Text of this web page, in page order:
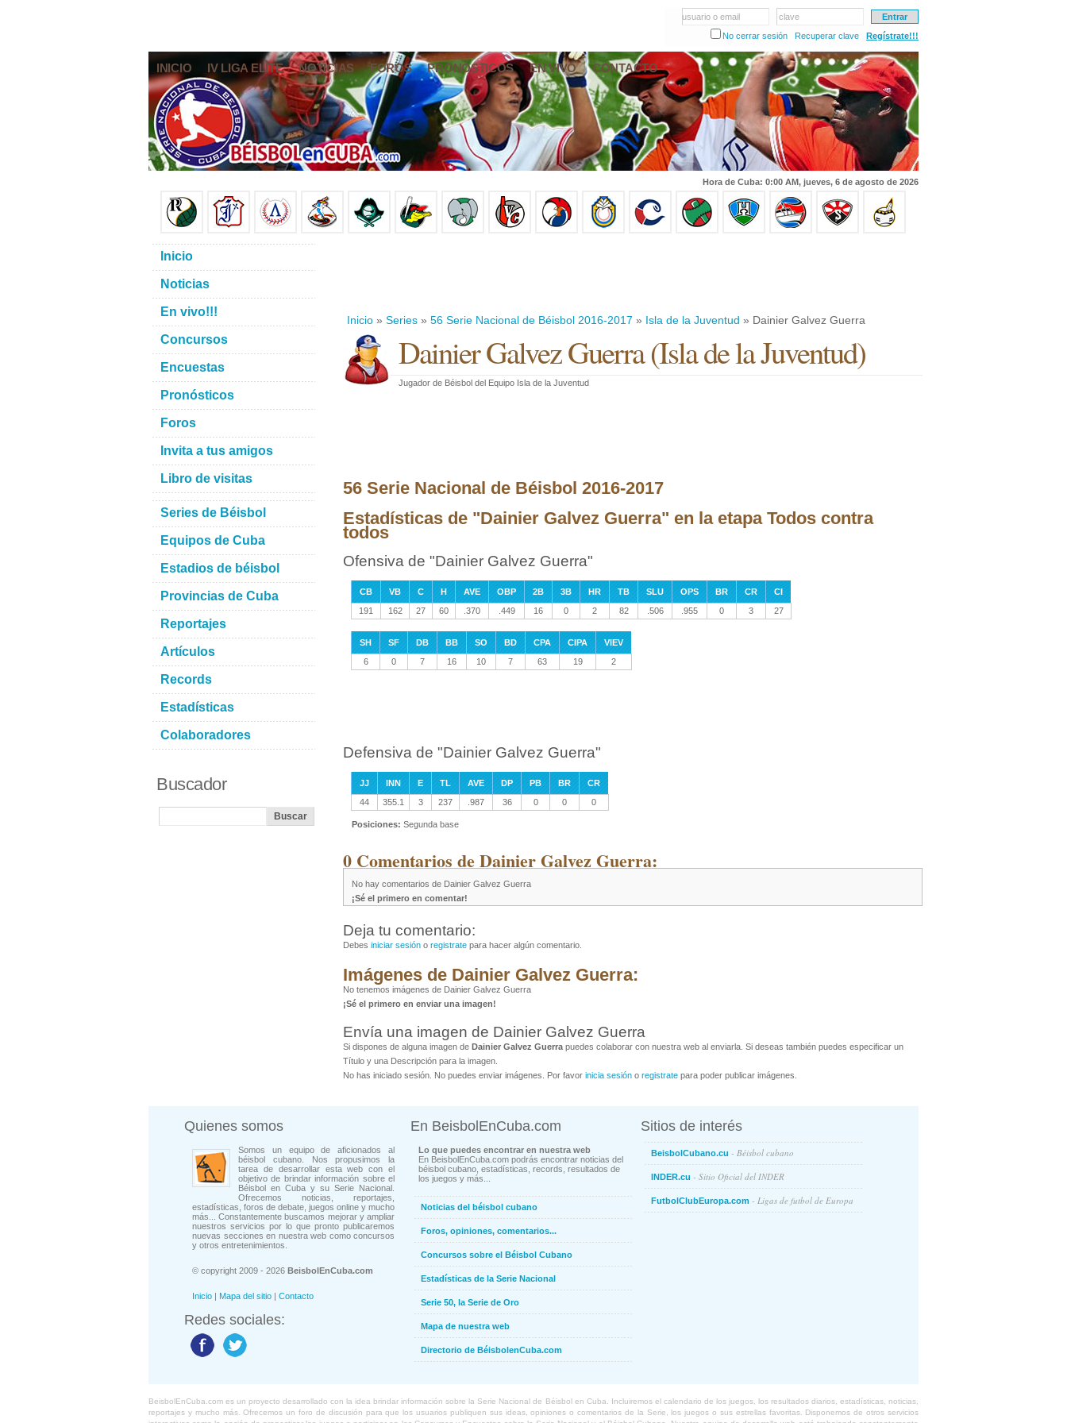
usuario o email
clave
No cerrar sesión
Recuperar clave Regístrate!!!
INICIO IV LIGA ELITE NOTICIAS FOROS PRONÓSTICOS EN VIVO CONTACTO
Hora de Cuba: 0:00 AM, jueves, 6 de agosto de 2026
Inicio » Series » 56 Serie Nacional de Béisbol 2016-2017 » Isla de la Juventud » Dainier Galvez Guerra
Dainier Galvez Guerra(Isla de la Juventud)
Jugador de Béisbol del Equipo Isla de la Juventud
56 Serie Nacional de Béisbol 2016-2017
Estadísticas de "Dainier Galvez Guerra" en la etapa Todos contra
todos
Ofensiva de "Dainier Galvez Guerra"
CB VB C H AVE OBP 2B 3B HR TB SLU OPS BR CR
CI
191
162 27 60 .370 .449 16 0 2 82 .506 .955 0 3 27
SH SF DB BB SO BD CPA CIPA
VIEV
6
0 7 16 10 7 63 19 2
Defensiva de "Dainier Galvez Guerra"
JJ INN E TL AVE DP PB BR
CR
44
355.1 3 237 .987 36 0 0 0
Posiciones: Segunda base
0 Comentarios de Dainier Galvez Guerra:
No hay comentarios de Dainier Galvez Guerra
¡Sé el primero en comentar!
Deja tu comentario:
Debes iniciar sesión o registrate para hacer algún comentario.
Imágenes de Dainier Galvez Guerra:
No tenemos imágenes de Dainier Galvez Guerra
¡Sé el primero en enviar una imagen!
Envía una imagen de Dainier Galvez Guerra
Si dispones de alguna imagen de Dainier Galvez Guerra puedes colaborar con nuestra web al enviarla. Si deseas también puedes especificar un
Título y una Descripción para la imagen.
No has iniciado sesión. No puedes enviar imágenes. Por favor inicia sesión o registrate para poder publicar imágenes.
Inicio
Noticias
En vivo!!!
Concursos
Encuestas
Pronósticos
Foros
Invita a tus amigos
Libro de visitas
Series de Béisbol
Equipos de Cuba
Estadios de béisbol
Provincias de Cuba
Reportajes
Artículos
Records
Estadísticas
Colaboradores
Buscador
Quienes somos
Somos un equipo de aficionados al
béisbol cubano. Nos propusimos la
tarea de desarrollar esta web con el
objetivo de brindar información sobre el
Béisbol en Cuba y su Serie Nacional.
Ofrecemos noticias, reportajes,
estadísticas, foros de debate, juegos online y mucho
más... Constantemente buscamos mejorar y ampliar
nuestros servicios por lo que pronto publicaremos
nuevas secciones en nuestra web como concursos
y otros entretenimientos.
© copyright 2009 - 2026 BeisbolEnCuba.com
Inicio | Mapa del sitio | Contacto
Redes sociales:
En BeisbolEnCuba.com
Lo que puedes encontrar en nuestra web
En BeisbolEnCuba.com podrás encontrar noticias del
béisbol cubano, estadísticas, records, resultados de
los juegos y más...
Noticias del béisbol cubano
Foros, opiniones, comentarios...
Concursos sobre el Béisbol Cubano
Estadísticas de la Serie Nacional
Serie 50, la Serie de Oro
Mapa de nuestra web
Directorio de BéisbolenCuba.com
Sitios de interés
BeisbolCubano.cu - Béisbol cubano
INDER.cu - Sitio Oficial del INDER
FutbolClubEuropa.com - Ligas de futbol de Europa
BeisbolEnCuba.com es un proyecto desarrollado con la idea brindar información sobre la Serie Nacional de Béisbol en Cuba. Incluiremos el calendario de los juegos, los resultados diarios, estadísticas, noticias,
reportajes y mucho más. Ofrecemos un foro de discusión para que los usuarios publiquen sus ideas, opiniones o comentarios de la Serie, los juegos o sus estrellas favoritas. Disponemos de otros servicios